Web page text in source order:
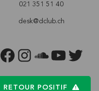
021 351 51 40
desk@dclub.ch
FACEBOOKINSTAGRAM
SOUNDCLOUD
YOUTUBETWITTER
RETOUR POSITIF